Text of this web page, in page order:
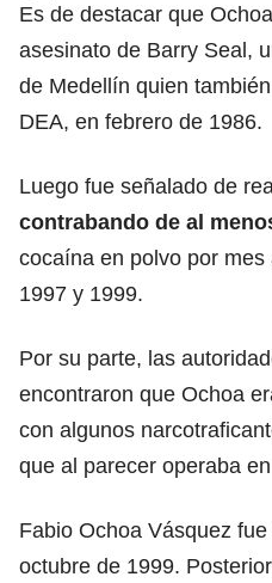
Es de destacar que
asesinato de Barry Seal,
de Medellín quien
DEA, en febrero de 1986.
Luego fue señalado de
contrabando de al
cocaína en polvo por
1997 y 1999.
Por su parte, las
encontraron que Ochoa
con algunos
que al parecer operaba
Fabio Ochoa Vásquez
octubre de 1999.